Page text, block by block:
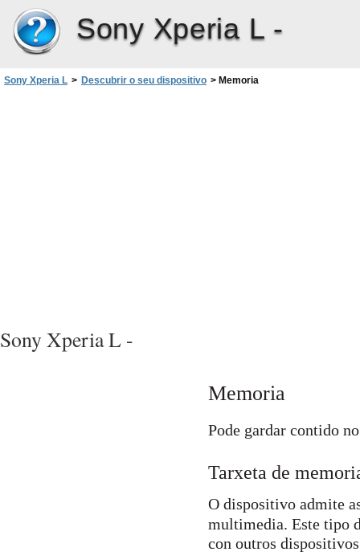
Sony Xperia L -
Sony Xperia L > Descubrir o seu dispositivo > Memoria
Sony Xperia L -
Memoria
Pode gardar contido
Tarxeta de
O dispositivo admite
multimedia. Este tipo
con outros